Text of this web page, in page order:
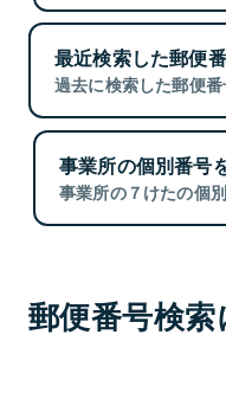
最近検索した郵便
過去に検索した郵便番
事業所の個別番号
事業所の７けたの個
郵便番号検